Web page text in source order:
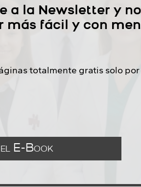
a la Newsletter y
más fácil y con
totalmente gratis solo
E-Book